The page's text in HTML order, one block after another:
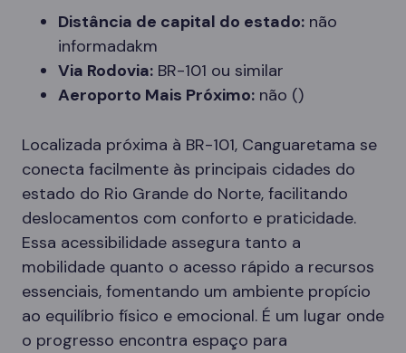
Distância de capital do estado: não
informadakm
Via Rodovia: BR-101 ou similar
Aeroporto Mais Próximo: não ()
Localizada próxima à BR-101, Canguaretama se
conecta facilmente às principais cidades do
estado do Rio Grande do Norte, facilitando
deslocamentos com conforto e praticidade.
Essa acessibilidade assegura tanto a
mobilidade quanto o acesso rápido a recursos
essenciais, fomentando um ambiente propício
ao equilíbrio físico e emocional. É um lugar onde
o progresso encontra espaço para